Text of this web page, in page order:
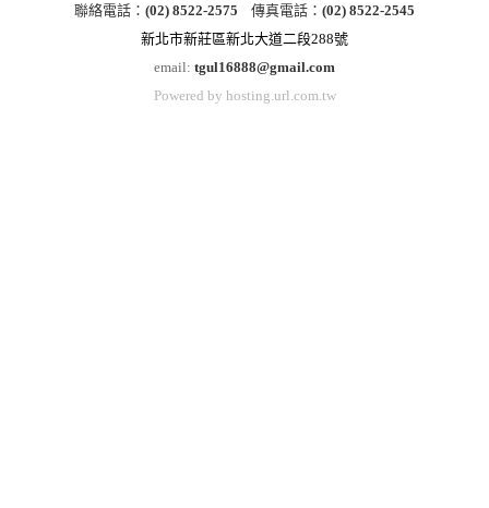
聯絡電話： (02) 8522-2575 傳真電話： (02) 8522-2545
新北市新莊區新北大道二段288號
email: tgul16888@gmail.com
Powered by hosting.url.com.tw